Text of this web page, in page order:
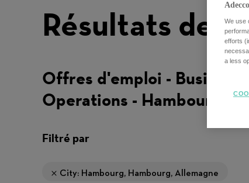
Résultats de
Offres d'emploi - Business
Operations - Hambourg
Filtré par
City: Hambourg, Hambourg, Allemagne
We use
efforts
a less